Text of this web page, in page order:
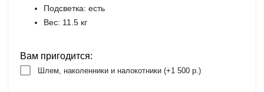
Подсветка: есть
Вес: 11.5 кг
Вам пригодится:
Шлем, наколенники и налокотники (+1 500 р.)